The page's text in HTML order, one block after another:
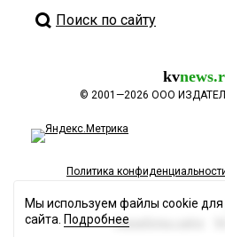
Поиск по сайту
kv
© 2001—2026 ООО
Политика
Разработка сайта
Мы используем файлы cookie
сайта. Подробнее